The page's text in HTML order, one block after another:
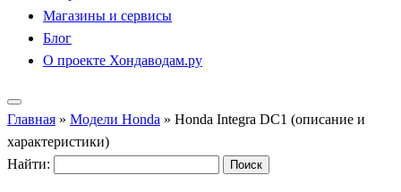
Магазины и сервисы
Блог
О проекте Хондаводам.ру
Главная » Модели Honda » Honda Integra DC1 (описание и
характеристики)
Найти: